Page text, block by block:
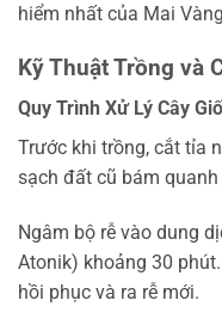
hiểm nhất của Mai
Kỹ Thuật Trồng và
Quy Trình Xử Lý Cây
Trước khi trồng, cắt tỉa
sạch đất cũ bám
Ngâm bộ rễ vào dung
Atonik) khoảng 30
hồi phục và ra rễ mới.